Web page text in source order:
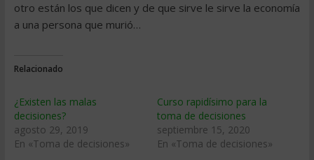
otro están los que dicen y de que sirve le sirve la economía
a una persona que murió…
Relacionado
¿Existen las malas
decisiones?
agosto 29, 2019
En «Toma de decisiones»
Curso rapidísimo para la
toma de decisiones
septiembre 15, 2020
En «Toma de decisiones»